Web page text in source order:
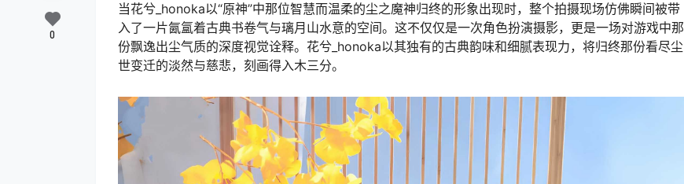
当花兮_honoka以“原神”中那位智慧而温柔的尘之魔神归终的形象出现时，整个拍摄现场仿佛瞬间被带
入了一片氤氲着古典书卷气与璃月山水意的空间。这不仅仅是一次角色扮演摄影，更是一场对游戏中那
份飘逸出尘气质的深度视觉诠释。花兮_honoka以其独有的古典韵味和细腻表现力，将归终那份看尽尘
世变迁的淡然与慈悲，刻画得入木三分。
0